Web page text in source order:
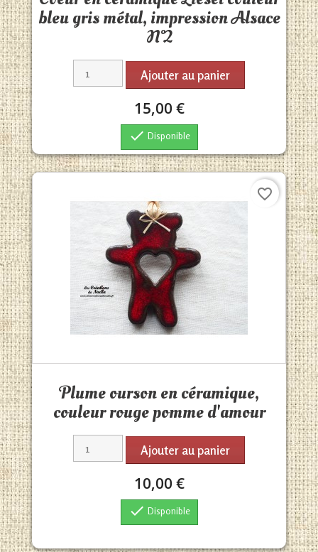
bleu gris métal, impression Alsace
N°2
Ajouter au panier
15,00 €
 Disponible
Plume ourson en céramique,
couleur rouge pomme d'amour
Ajouter au panier
10,00 €
 Disponible
favorite_border